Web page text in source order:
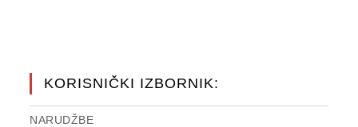
KORISNIČKI IZBORNIK:
NARUDŽBE